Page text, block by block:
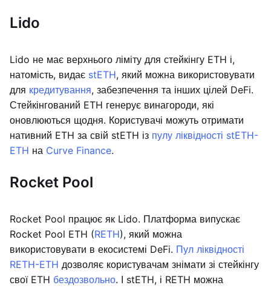
Lido
Lido не має верхнього ліміту для стейкінгу ETH і,
натомість, видає stETH, який можна використовувати
для кредитування, забезпечення та інших цілей DeFi.
Стейкінгований ETH генерує винагороди, які
оновлюються щодня. Користувачі можуть отримати
нативний ETH за свій stETH із пулу ліквідності stETH-
ETH на Curve Finance.
Rocket Pool
Rocket Pool працює як Lido. Платформа випускає
Rocket Pool ETH (RETH), який можна
використовувати в екосистемі DeFi. Пул ліквідності
RETH-ETH дозволяє користувачам знімати зі стейкінгу
свої ETH бездозвольно. І stETH, і RETH можна